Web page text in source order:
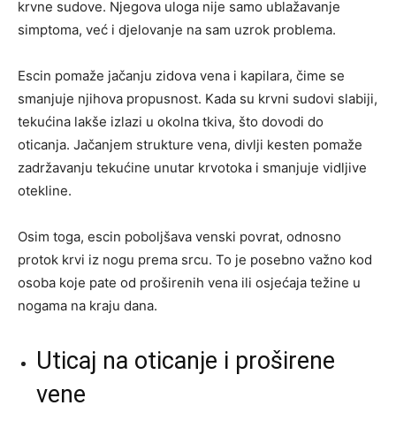
krvne sudove. Njegova uloga nije samo ublažavanje
simptoma, već i djelovanje na sam uzrok problema.
Escin pomaže jačanju zidova vena i kapilara, čime se
smanjuje njihova propusnost. Kada su krvni sudovi slabiji,
tekućina lakše izlazi u okolna tkiva, što dovodi do
oticanja. Jačanjem strukture vena, divlji kesten pomaže
zadržavanju tekućine unutar krvotoka i smanjuje vidljive
otekline.
Osim toga, escin poboljšava venski povrat, odnosno
protok krvi iz nogu prema srcu. To je posebno važno kod
osoba koje pate od proširenih vena ili osjećaja težine u
nogama na kraju dana.
Uticaj na oticanje i proširene
vene